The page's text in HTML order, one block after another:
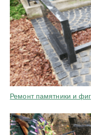
Ремонт памятники и